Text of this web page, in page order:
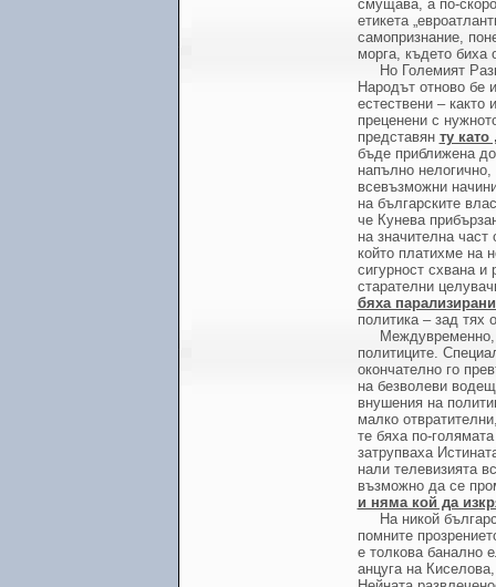
смущава, а по-
етикета
самопризнание,
морга, където биха
Но Големият
Народът отново бе
естествени – както
преценени с
представян ту като
бъде приближена
напълно
всевъзможни
на българските
че Кунева
на значителна част
който платихме на
сигурност схвана и
старателни
бяха
политика – зад тях
политиците.
окончателно го
на безволеви
внушения на
малко
те бяха по-
затрупваха
нали телевизията
възможно да се
и няма кой да
На никой
помните
е толкова банално
анцуга на